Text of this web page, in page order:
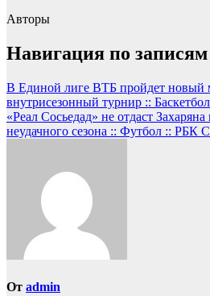
Авторы
Навигация по записям
В Единой лиге ВТБ пройдет новый
внутрисезонный турнир ::
«Реал Сосьедад» не отдаст
неудачного сезона :: Футбол :: РБК
От admin